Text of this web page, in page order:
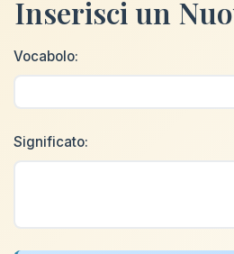
Inserisci un
Vocabolo:
Significato: